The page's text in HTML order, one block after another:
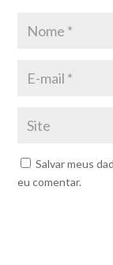
Salvar meus
eu comentar.